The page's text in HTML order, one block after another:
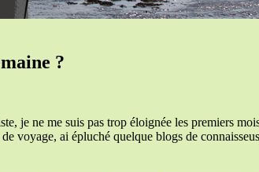
?
je ne me suis pas trop éloignée les premiers
voyage, ai épluché quelque blogs de